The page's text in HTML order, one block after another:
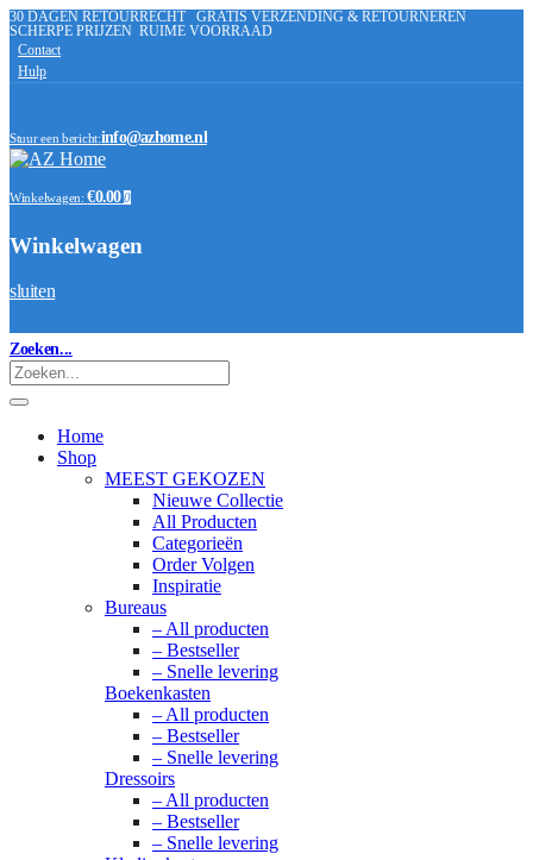
30 DAGEN RETOURRECHT GRATIS VERZENDING & RETOURNEREN
SCHERPE PRIJZEN RUIME VOORRAAD
Contact
Hulp
Stuur een bericht:info@azhome.nl
Winkelwagen: €0.00 0
Winkelwagen
sluiten
Zoeken...
Home
Shop
MEEST GEKOZEN
Nieuwe Collectie
All Producten
Categorieën
Order Volgen
Inspiratie
Bureaus
– All producten
– Bestseller
– Snelle levering
Boekenkasten
– All producten
– Bestseller
– Snelle levering
Dressoirs
– All producten
– Bestseller
– Snelle levering